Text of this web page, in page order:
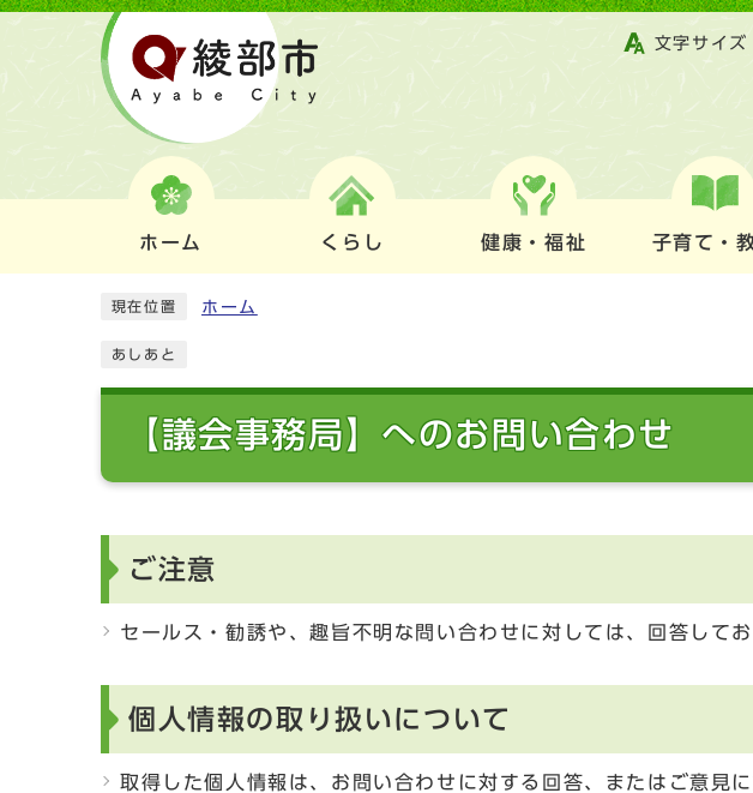
文字サイズ
ホーム くらし 健康・福祉 子育て・
現在位置 ホーム
あしあと
【議会事務局】へのお問い合わせ
ご注意
セールス・勧誘や、趣旨不明な問い合わせに対しては、回答してお
個人情報の取り扱いについて
取得した個人情報は、お問い合わせに対する回答、またはご意見